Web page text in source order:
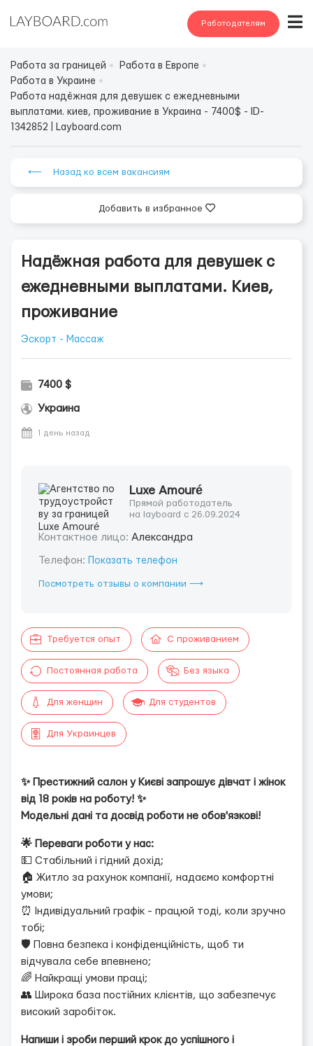
Работодателям
Работа за границей
Работа в Европе
Работа в Украине
Работа надёжная для девушек с ежедневными
выплатами. киев, проживание в Украина - 7400$ - ID-
1342852 | Layboard.com
⟵ Назад ко всем вакансиям
Добавить в избранное
Надёжная работа для девушек с
ежедневными выплатами. Киев,
проживание
Эскорт - Массаж
7400 $
Украина
1 день назад
Luxe Amouré
Прямой работодатель
на layboard с 26.09.2024
Контактное лицо: Александра
Телефон: Показать телефон
Посмотреть отзывы о компании ⟶
Требуется опыт С проживанием
Постоянная работа Без языка
Для женщин Для студентов
Для Украинцев
✨ Престижний салон у Києві запрошує дівчат і жінок
від 18 років на роботу! ✨
Модельні дані та досвід роботи не обов'язкові!
🌟 Переваги роботи у нас:
💵 Стабільний і гідний дохід;
🏠 Житло за рахунок компанії, надаємо комфортні
умови;
⏰ Індивідуальний графік - працюй тоді, коли зручно
тобі;
🛡 Повна безпека і конфіденційність, щоб ти
відчувала себе впевнено;
🌈 Найкращі умови праці;
👥 Широка база постійних клієнтів, що забезпечує
високий заробіток.
Напиши і зроби перший крок до успішного і